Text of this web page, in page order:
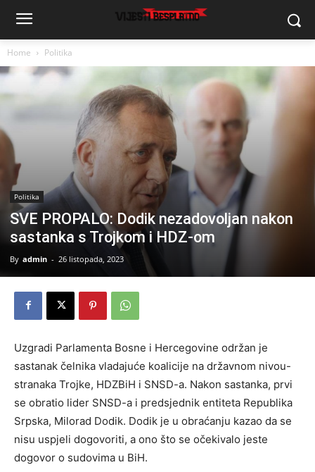
Home Politika
Politika
SVE PROPALO: Dodik nezadovoljan nakon
sastanka s Trojkom i HDZ-om
By admin - 26 listopada, 2023
Uzgradi Parlamenta Bosne i Hercegovine održan je
sastanak čelnika vladajuće koalicije na državnom nivou-
stranaka Trojke, HDZBiH i SNSD-a. Nakon sastanka, prvi
se obratio lider SNSD-a i predsjednik entiteta Republika
Srpska, Milorad Dodik. Dodik je u obraćanju kazao da se
nisu uspjeli dogovoriti, a ono što se očekivalo jeste
dogovor o sudovima u BiH.